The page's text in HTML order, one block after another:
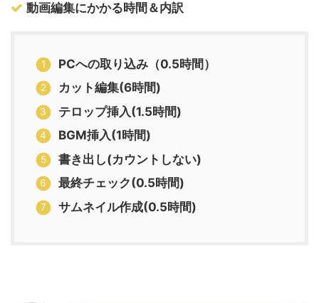
動画編集にかかる時間＆内訳
PCへの取り込み（0.5時間）
カット編集(6時間)
テロップ挿入(1.5時間)
BGM挿入(1時間)
書き出し(カウントしない)
最終チェック(0.5時間)
サムネイル作成(0.5時間)